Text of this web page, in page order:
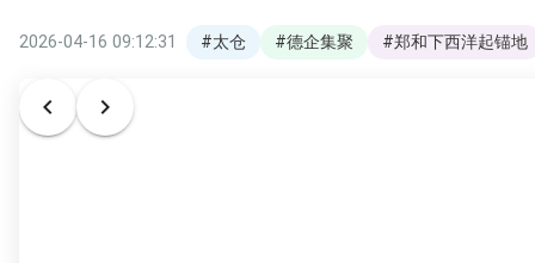
2026-04-16 09:12:31 #太仓 #德企集聚 #郑和下西洋起锚地